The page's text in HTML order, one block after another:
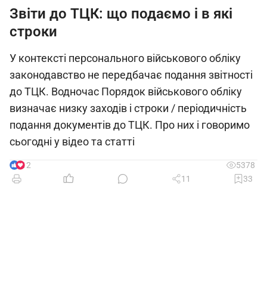
Звіти до ТЦК: що подаємо і в які
строки
У контексті персонального військового обліку
законодавство не передбачає подання звітності
до ТЦК. Водночас Порядок військового обліку
визначає низку заходів і строки / періодичність
подання документів до ТЦК. Про них і говоримо
сьогодні у відео та статті
12
5378
11
33